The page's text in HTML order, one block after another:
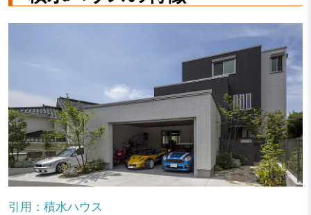
引用：積水ハウス